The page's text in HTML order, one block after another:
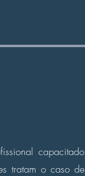
capacitado
tratam o caso de